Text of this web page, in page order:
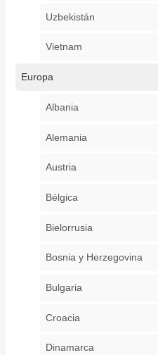
Uzbekistán
Vietnam
Europa
Albania
Alemania
Austria
Bélgica
Bielorrusia
Bosnia y Herzegovina
Bulgaria
Croacia
Dinamarca